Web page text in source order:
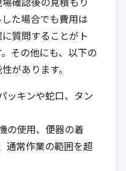
た場合でも費用は
質問することがト
その他にも、以下の
があります。
ッキンや蛇口、タン
の使用、便器の着
通常作業の範囲を超